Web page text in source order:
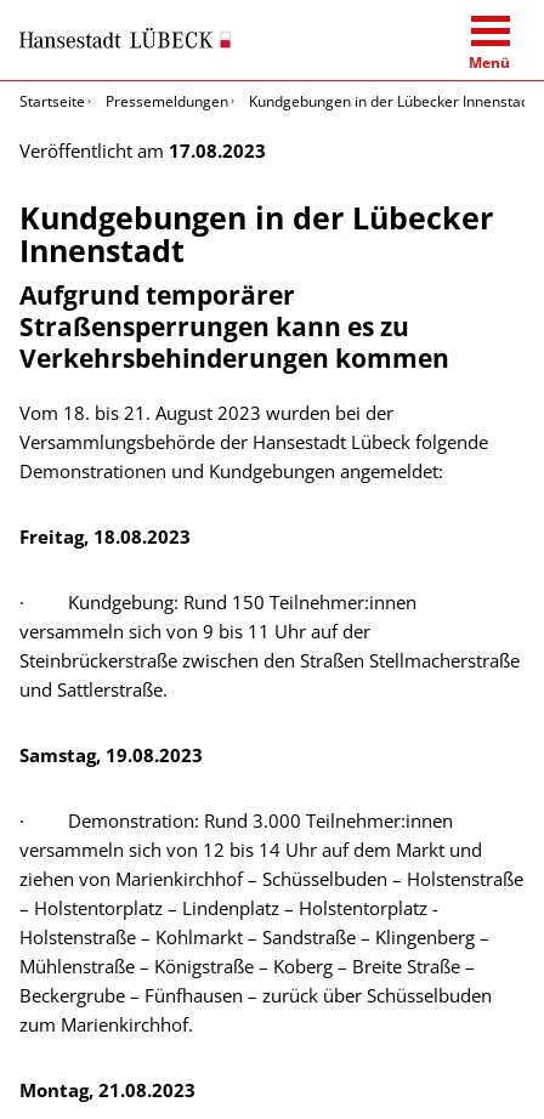
Menü
Startseite
Pressemeldungen Kundgebungen in der Lübecker Innenstadt
Veröffentlicht am 17.08.2023
Kundgebungen in der Lübecker
Innenstadt
Aufgrund temporärer
Straßensperrungen kann es zu
Verkehrsbehinderungen kommen
Vom 18. bis 21. August 2023 wurden bei der
Versammlungsbehörde der Hansestadt Lübeck folgende
Demonstrationen und Kundgebungen angemeldet:
Freitag, 18.08.2023
· Kundgebung: Rund 150 Teilnehmer:innen
versammeln sich von 9 bis 11 Uhr auf der
Steinbrückerstraße zwischen den Straßen Stellmacherstraße
und Sattlerstraße.
Samstag, 19.08.2023
· Demonstration: Rund 3.000 Teilnehmer:innen
versammeln sich von 12 bis 14 Uhr auf dem Markt und
ziehen von Marienkirchhof – Schüsselbuden – Holstenstraße
– Holstentorplatz – Lindenplatz – Holstentorplatz -
Holstenstraße – Kohlmarkt – Sandstraße – Klingenberg –
Mühlenstraße – Königstraße – Koberg – Breite Straße –
Beckergrube – Fünfhausen – zurück über Schüsselbuden
zum Marienkirchhof.
Montag, 21.08.2023